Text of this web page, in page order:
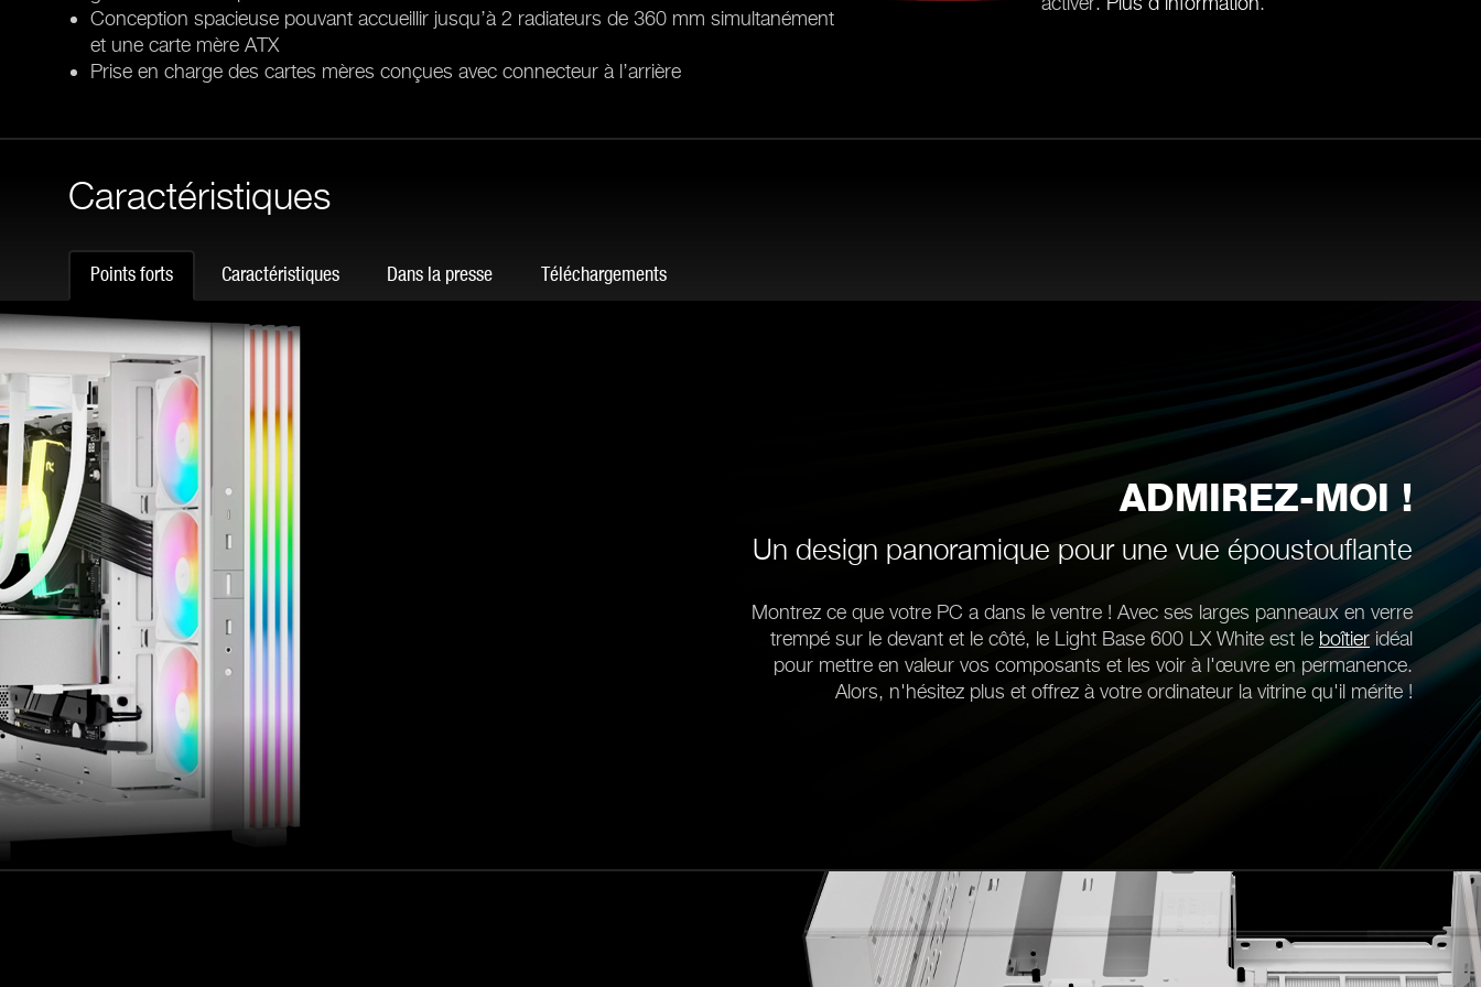
Conception spacieuse pouvant accueillir jusqu’à 2 radiateurs de 360 mm simultanément
et une carte mère ATX
Prise en charge des cartes mères conçues avec connecteur à l’arrière
Caractéristiques
Points forts Caractéristiques Dans la presse Téléchargements
ADMIREZ-MOI !
Un design panoramique pour une vue époustouflante
Montrez ce que votre PC a dans le ventre ! Avec ses larges panneaux en verre
trempé sur le devant et le côté, le Light Base 600 LX White est le boîtier idéal
pour mettre en valeur vos composants et les voir à l'œuvre en permanence.
Alors, n'hésitez plus et offrez à votre ordinateur la vitrine qu'il mérite !